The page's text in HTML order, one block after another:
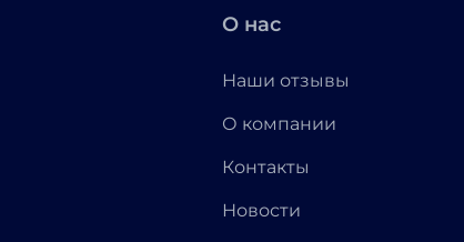
О нас
Наши отзывы
О компании
Контакты
Новости